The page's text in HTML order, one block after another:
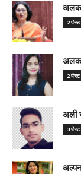
2 पोस्ट
2 पोस्ट
अली
3 पोस्ट